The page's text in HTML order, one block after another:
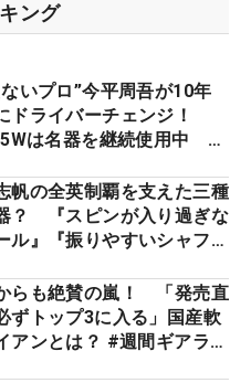
ング
いプロ”今平周吾が10年
ドライバーチェンジ！
は名器を継続使用中 #
帆の全英制覇を支えた三種
？ 『スピンが入り過ぎな
ル』『振りやすいシャフ
女子プロセッティング
らも絶賛の嵐！ 「発売直
ずトップ3に入る」国産軟
アンとは？ #週間ギアラン